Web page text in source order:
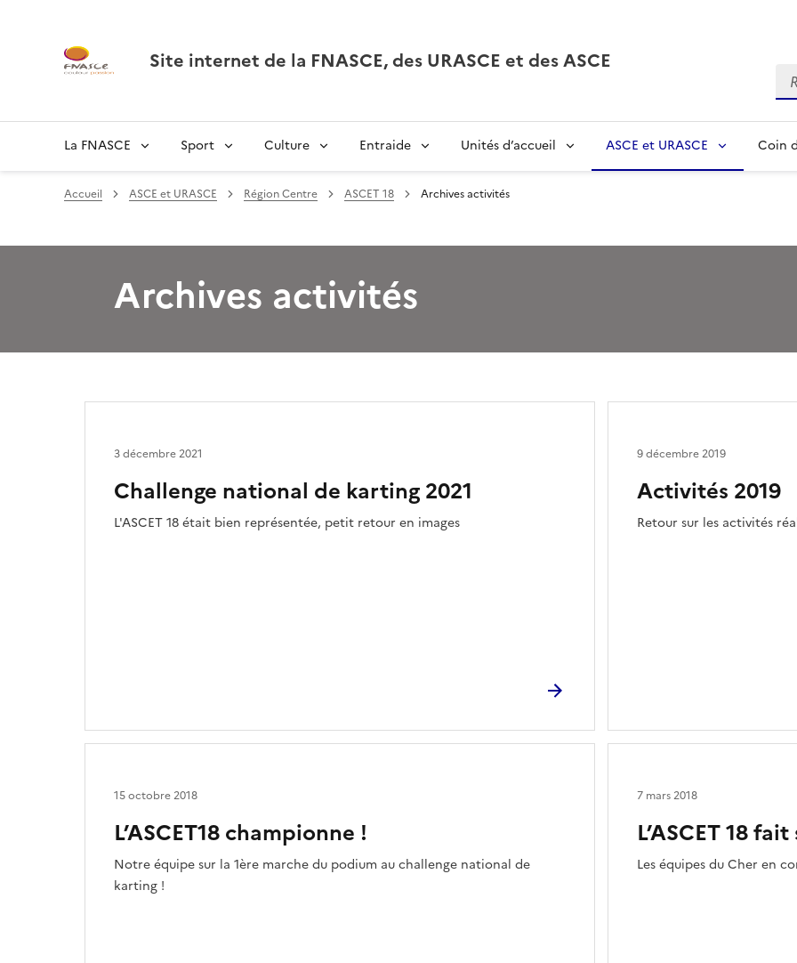
Site internet de la FNASCE, des URASCE et des ASCE
La FNASCE Sport Culture Entraide Unités d’accueil ASCE et URASCE Coin
Accueil ASCE et URASCE Région Centre ASCET 18 Archives activités
Archives activités
Challenge national de karting 2021
L'ASCET 18 était bien représentée, petit retour en images
3 décembre 2021
Activités 2019
Retour sur les activités
9 décembre 2019
L’ASCET18 championne !
Notre équipe sur la 1ère marche du podium au challenge national de
karting !
15 octobre 2018
L’ASCET 18
Les équipes du Cher en
7 mars 2018